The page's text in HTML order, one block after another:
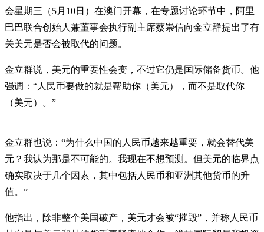
会星期三（5月10日）在澳门开幕，在专题讨论环节中，阿里
巴巴联合创始人兼董事会执行副主席蔡崇信向金立群提出了有
关美元是否会被取代的问题。
金立群说，美元的重要性会变，不过它仍是国际储备货币。他
强调：“人民币要做的就是帮助你（美元），而不是取代你
（美元）。”
金立群也说：“为什么中国的人民币越来越重要，就会替代美
元？我认为那是不可能的。我现在不想预测。但美元的临界点
确实取决于几个因素，其中包括人民币和亚洲其他货币的升
值。”
他指出，除非整个美国破产，美元才会被“摧毁”，并称人民币